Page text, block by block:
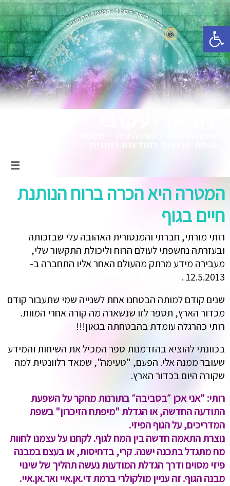
פתח סרגל נגישות
המטרה היא הכרה ברוח הנותנת
חיים בגוף
רותי מורתי, חברתי והמנטורית האהובה עלי שבזכותה
ובעזרתה נחשפתי לעולם הרוח וליכולת התקשור שלי,
מעבירה מידע מרתק מהעולם האחר אליו התחברה ב-
12.5.2013 .
שנים קודם למותה הבטחנו אחת לשנייה שמי שתעבור קודם
מכדור הארץ, תספר לזו שנשארה מה קורה אחרי המוות.
רותי כהרגלה עומדת בהבטחתה בגאון!!!
בכוונתי להוציא בהזדמנות ספר המכיל את השיחות והמידע
שעובר ממנה אלי. הפעם, "טעימה", שמאד רלוונטית למה
שקורה היום בכדור הארץ.
רותי: "אני אכן ״בסביבה״ בתורנות מחקר על השפעת
התודעה החדשה, או הגדלת "מיפתח הזיכרון" בשפת
המדריכים, על הגוף הפיזי.
נוצרת התאמה חדשה בין המח לגוף. לקחנו על עצמנו לחוות
מח מתגדל בתכנה ישנה. קרי, בדחיסות, או בעצם במבנה
פיזי מסוים ודרך הגדלת המודעות נעשה תהליך של שינוי
מבנה הגוף. זה עניין מולקולרי ברמת די.אן.איי ואר.אן.איי.